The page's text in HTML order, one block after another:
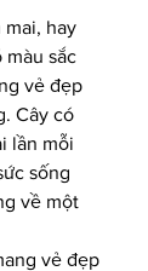
mai, hay
màu sắc
vẻ đẹp
Cây có
lần mỗi
sống
về một
vẻ đẹp